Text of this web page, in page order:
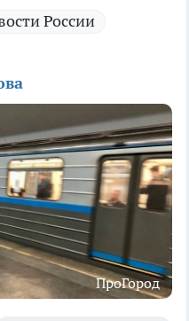
России
ПроГород